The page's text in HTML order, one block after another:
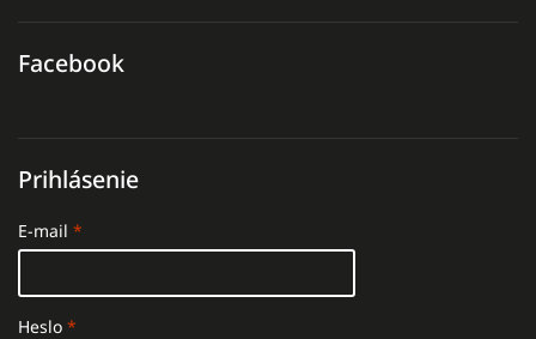
Facebook
Prihlásenie
E-mail
Heslo